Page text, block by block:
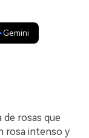
Gemini
de rosas que
rosa intenso y